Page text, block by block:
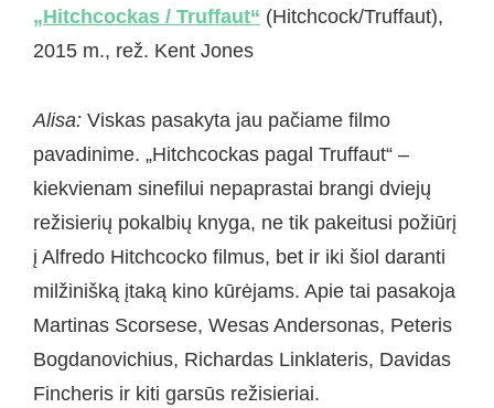
„Hitchcockas / Truffaut“ (Hitchcock/Truffaut),
2015 m., rež. Kent Jones
Alisa: Viskas pasakyta jau pačiame filmo
pavadinime. „Hitchcockas pagal Truffaut“ –
kiekvienam sinefilui nepaprastai brangi dviejų
režisierių pokalbių knyga, ne tik pakeitusi požiūrį
į Alfredo Hitchcocko filmus, bet ir iki šiol daranti
milžinišką įtaką kino kūrėjams. Apie tai pasakoja
Martinas Scorsese, Wesas Andersonas, Peteris
Bogdanovichius, Richardas Linklateris, Davidas
Fincheris ir kiti garsūs režisieriai.